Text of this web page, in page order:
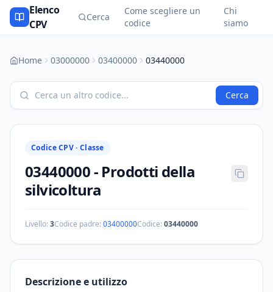
Elenco
CPV
Cerca
Come scegliere un
codice
Chi
siamo
Home 03000000 03400000 03440000
Cerca
Codice CPV · Classe
03440000- Prodotti della
silvicoltura
Livello:3Codice padre:03400000Codice:03440000
Descrizione e utilizzo